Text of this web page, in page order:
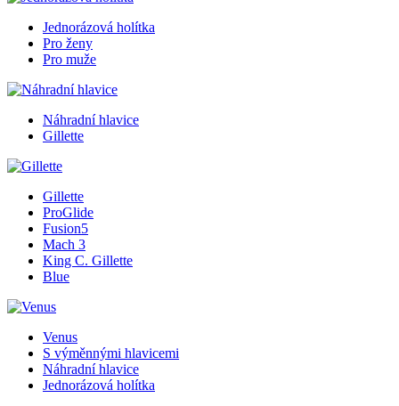
Jednorázová holítka
Pro ženy
Pro muže
Náhradní hlavice
Gillette
Gillette
ProGlide
Fusion5
Mach 3
King C. Gillette
Blue
Venus
S výměnnými hlavicemi
Náhradní hlavice
Jednorázová holítka